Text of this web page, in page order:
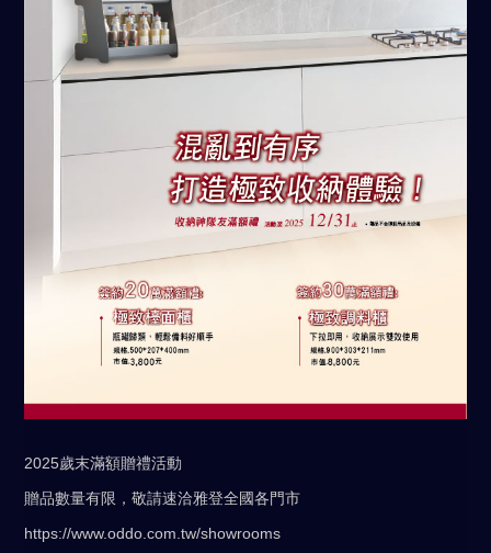
2025歲末滿額贈禮活動
贈品數量有限，敬請速洽雅登全國各門市
https://www.oddo.com.tw/showrooms